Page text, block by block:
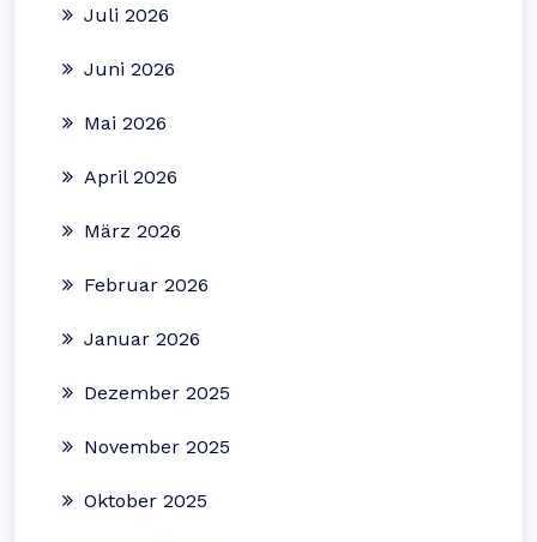
Juli 2026
Juni 2026
Mai 2026
April 2026
März 2026
Februar 2026
Januar 2026
Dezember 2025
November 2025
Oktober 2025